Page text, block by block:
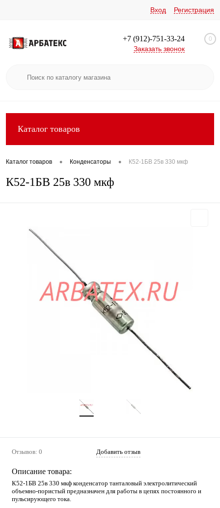
Вход Регистрация
+7 (912)-751-33-24
Заказать звонок
0
Каталог товаров
Каталог товаров • Конденсаторы • К52-1БВ 25в 330 мкф
К52-1БВ 25в 330 мкф
Отзывов: 0 Добавить отзыв
Описание товара:
К52-1БВ 25в 330 мкф конденсатор танталовый электролитический
объемно-пористый предназначен для работы в цепях постоянного и
пульсирующего тока.